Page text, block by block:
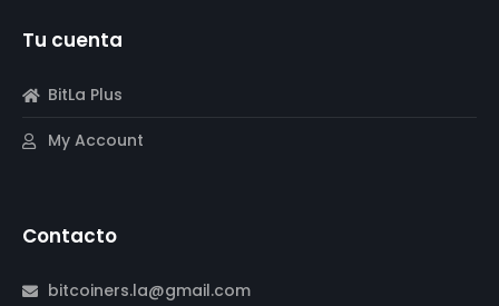
Tu cuenta
BitLa Plus
My Account
Contacto
bitcoiners.la@gmail.com